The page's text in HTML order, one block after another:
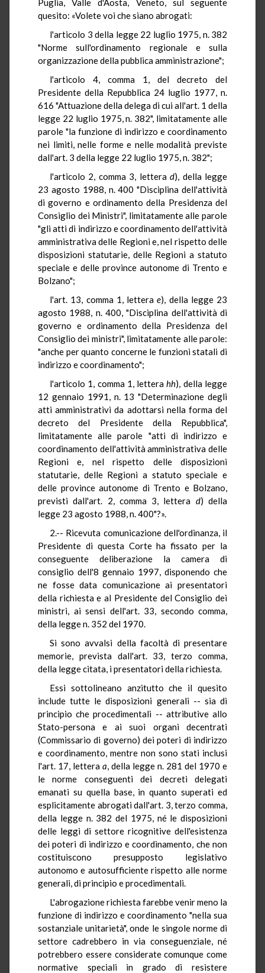
Puglia, Valle d'Aosta, Veneto, sul seguente
quesito: «Volete voi che siano abrogati:
l'articolo 3 della legge 22 luglio 1975, n. 382
"Norme sull'ordinamento regionale e sulla
organizzazione della pubblica amministrazione";
l'articolo 4, comma 1, del decreto del
Presidente della Repubblica 24 luglio 1977, n.
616 "Attuazione della delega di cui all'art. 1 della
legge 22 luglio 1975, n. 382", limitatamente alle
parole "la funzione di indirizzo e coordinamento
nei limiti, nelle forme e nelle modalità previste
dall'art. 3 della legge 22 luglio 1975, n. 382";
l'articolo 2, comma 3, letterad), della legge
23 agosto 1988, n. 400 "Disciplina dell'attività
di governo e ordinamento della Presidenza del
Consiglio dei Ministri", limitatamente alle parole
"gli atti di indirizzo e coordinamento dell'attività
amministrativa delle Regioni e, nel rispetto delle
disposizioni statutarie, delle Regioni a statuto
speciale e delle province autonome di Trento e
Bolzano";
l'art. 13, comma 1, letterae), della legge 23
agosto 1988, n. 400, "Disciplina dell'attività di
governo e ordinamento della Presidenza del
Consiglio dei ministri", limitatamente alle parole:
"anche per quanto concerne le funzioni statali di
indirizzo e coordinamento";
l'articolo 1, comma 1, letterahh), della legge
12 gennaio 1991, n. 13 "Determinazione degli
atti amministrativi da adottarsi nella forma del
decreto del Presidente della Repubblica",
limitatamente alle parole "atti di indirizzo e
coordinamento dell'attività amministrativa delle
Regioni e, nel rispetto delle disposizioni
statutarie, delle Regioni a statuto speciale e
delle province autonome di Trento e Bolzano,
previsti dall'art. 2, comma 3, lettera d) della
legge 23 agosto 1988, n. 400"?».
2.-- Ricevuta comunicazione dell'ordinanza, il
Presidente di questa Corte ha fissato per la
conseguente deliberazione la camera di
consiglio dell'8 gennaio 1997, disponendo che
ne fosse data comunicazione ai presentatori
della richiesta e al Presidente del Consiglio dei
ministri, ai sensi dell'art. 33, secondo comma,
della legge n. 352 del 1970.
Si sono avvalsi della facoltà di presentare
memorie, prevista dall'art. 33, terzo comma,
della legge citata, i presentatori della richiesta.
Essi sottolineano anzitutto che il quesito
include tutte le disposizioni generali -- sia di
principio che procedimentali -- attributive allo
Stato-persona e ai suoi organi decentrati
(Commissario di governo) dei poteri di indirizzo
e coordinamento, mentre non sono stati inclusi
l'art. 17, lettera a, della legge n. 281 del 1970 e
le norme conseguenti dei decreti delegati
emanati su quella base, in quanto superati ed
esplicitamente abrogati dall'art. 3, terzo comma,
della legge n. 382 del 1975, né le disposizioni
delle leggi di settore ricognitive dell'esistenza
dei poteri di indirizzo e coordinamento, che non
costituiscono presupposto legislativo
autonomo e autosufficiente rispetto alle norme
generali, di principio e procedimentali.
L'abrogazione richiesta farebbe venir meno la
funzione di indirizzo e coordinamento "nella sua
sostanziale unitarietà", onde le singole norme di
settore cadrebbero in via conseguenziale, né
potrebbero essere considerate comunque come
normative speciali in grado di resistere